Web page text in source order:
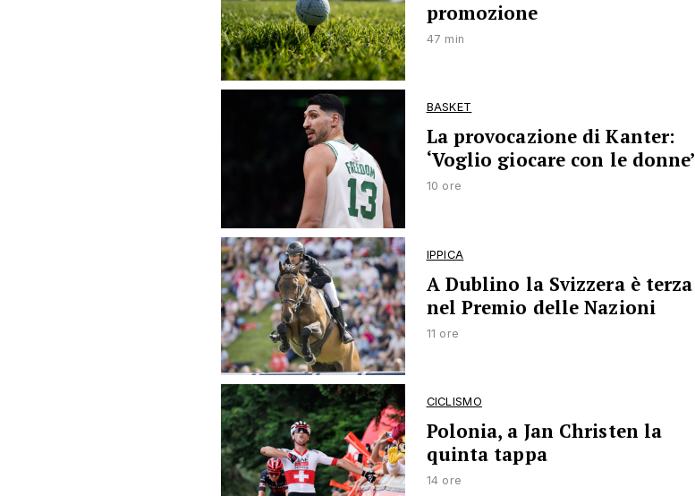
promozione
47 min
BASKET
La provocazione di Kanter:
‘Voglio giocare con le donne’
10 ore
IPPICA
A Dublino la Svizzera è terza
nel Premio delle Nazioni
11 ore
CICLISMO
Polonia, a Jan Christen la
quinta tappa
14 ore